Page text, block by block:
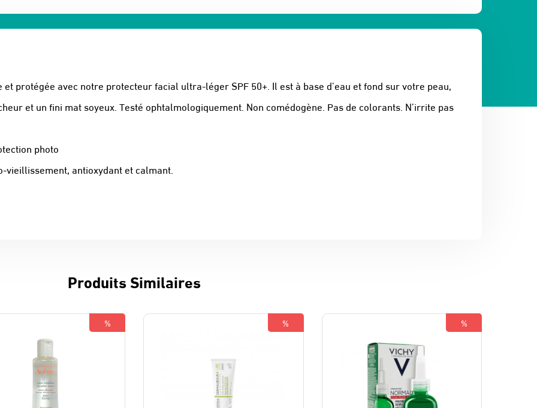
protégée avec notre protecteur facial ultra-léger SPF 50+. Il est à base d’eau et fond sur votre peau,
et un fini mat soyeux. Testé ophtalmologiquement. Non comédogène. Pas de colorants. N’irrite pas
photo
vieillissement, antioxydant et calmant.
Produits Similaires
% % %